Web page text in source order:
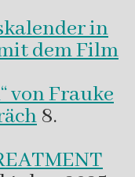
in
dem Film
von Frauke
8.